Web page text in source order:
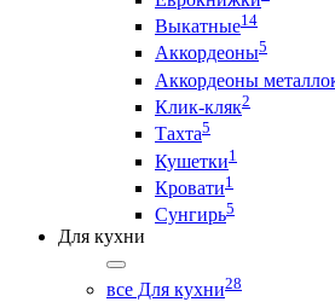
Выкатные14
Аккордеоны5
Аккордеоны
Клик-кляк2
Тахта5
Кушетки1
Кровати1
Сунгирь5
Для кухни
все Для кухни28